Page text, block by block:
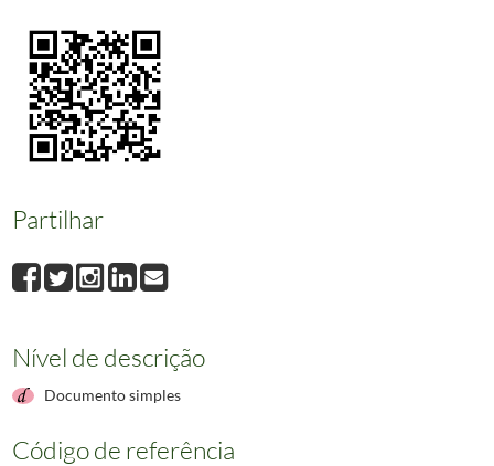
Partilhar
Nível de descrição
Documento simples
Código de referência